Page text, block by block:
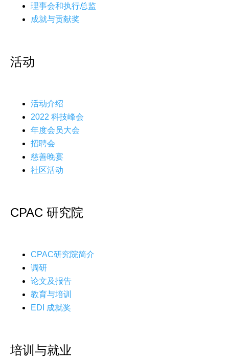
理事会和执行总监
成就与贡献奖
活动
活动介绍
2022 科技峰会
年度会员大会
招聘会
慈善晚宴
社区活动
CPAC 研究院
CPAC研究院简介
调研
论文及报告
教育与培训
EDI 成就奖
培训与就业